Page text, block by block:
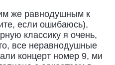
же равнодушным к
если ошибаюсь),
классику я очень,
все неравнодушные
концерт номер 9, ми